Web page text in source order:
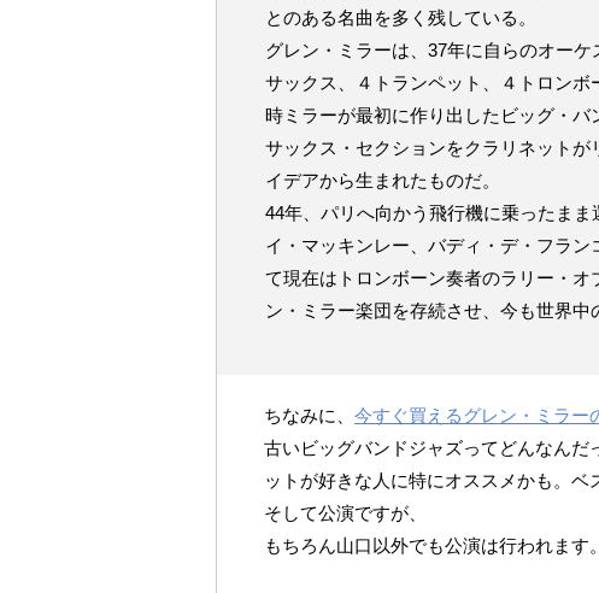
とのある名曲を多く残している。
グレン・ミラーは、37年に自らのオー
サックス、４トランペット、４トロンボ
時ミラーが最初に作り出したビッグ・バ
サックス・セクションをクラリネット
イデアから生まれたものだ。
44年、パリへ向かう飛行機に乗ったま
イ・マッキンレー、バディ・デ・フラ
て現在はトロンボーン奏者のラリー・
ン・ミラー楽団を存続させ、今も世界中
ちなみに、 今すぐ買えるグレン・ミラー
古いビッグバンドジャズってどんなん
ットが好きな人に特にオススメかも。ベ
そして公演ですが、
もちろん山口以外でも公演は行われます